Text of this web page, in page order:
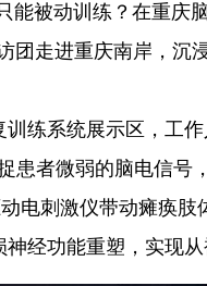
被动训练？在重庆
团走进重庆南岸，沉
练系统展示区，工
患者微弱的脑电信号
电刺激仪带动瘫痪
经功能重塑，实现